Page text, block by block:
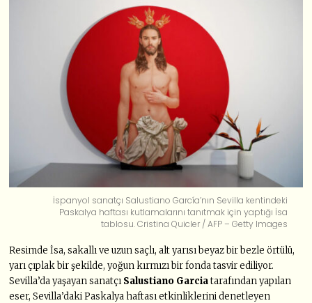
İspanyol sanatçı Salustiano García’nın Sevilla kentindeki
Paskalya haftası kutlamalarını tanıtmak için yaptığı İsa
tablosu. Cristina Quicler / AFP – Getty Images
Resimde İsa, sakallı ve uzun saçlı, alt yarısı beyaz bir bezle örtülü,
yarı çıplak bir şekilde, yoğun kırmızı bir fonda tasvir ediliyor.
Sevilla’da yaşayan sanatçı Salustiano Garciatarafından yapılan
eser, Sevilla’daki Paskalya haftası etkinliklerini denetleyen